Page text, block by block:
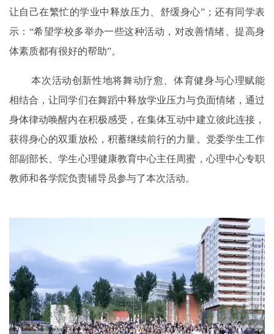
让自己在繁忙的学业中释放压力
舒缓身心”；还有同学表
示：“希望学校多举办一些这种活动，对改善情绪、提高身
体素质都有很好的帮助”。
本次活动创新性地将舞动疗愈、体育健身与心理赋能
相结合，让同学们在舞蹈中释放学业压力与负面情绪，通过
身体律动唤醒内在积极感受，在集体互动中建立彼此连接，
获得身心的双重放松，积蓄继续前行的力量。党委学生工作
部副部长、学生心理健康教育中心主任周蜜，心理中心专职
教师和各学院负责辅导员参与了本次活动。